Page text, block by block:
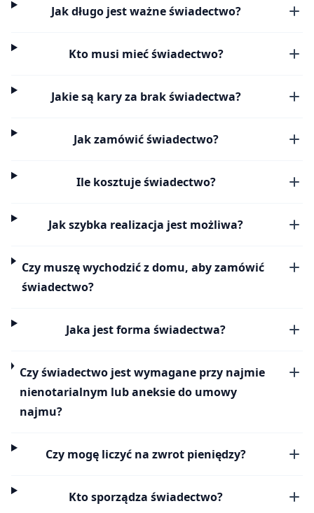
Jak długo jest ważne świadectwo?
Kto musi mieć świadectwo?
Jakie są kary za brak świadectwa?
Jak zamówić świadectwo?
Ile kosztuje świadectwo?
Jak szybka realizacja jest możliwa?
Czy muszę wychodzić z domu, aby zamówić
świadectwo?
Jaka jest forma świadectwa?
Czy świadectwo jest wymagane przy najmie
nienotarialnym lub aneksie do umowy
najmu?
Czy mogę liczyć na zwrot pieniędzy?
Kto sporządza świadectwo?